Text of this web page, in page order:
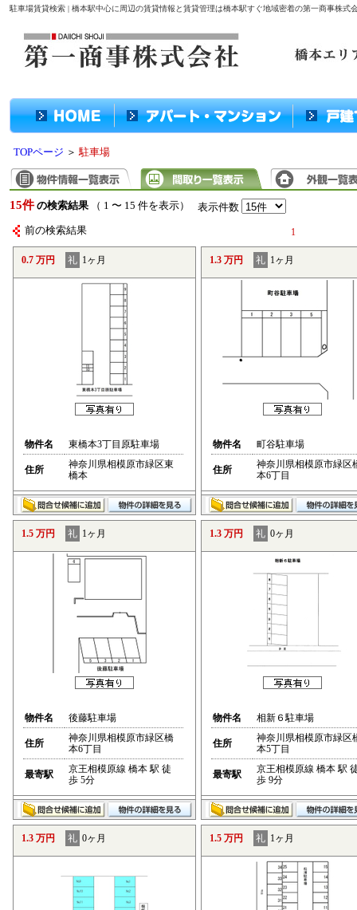
駐車場賃貸検索 | 橋本駅中心に周辺の賃貸情報と賃貸管理は橋本駅すぐ地域密着の第一商事株式
TOPページ ＞駐車場
15件 の検索結果 （ 1 〜 15 件を表示） 表示件数
前の検索結果 1
0.7 万円 礼 1ヶ月
物件名 東橋本3丁目原駐車場
住所
神奈川県相模原市緑区東
橋本
1.3 万円 礼 1ヶ月
物件名 町谷駐車場
住所
神奈川県相模原市緑区
本6丁目
1.5 万円 礼 1ヶ月
物件名 後藤駐車場
住所
神奈川県相模原市緑区橋
本6丁目
最寄駅
京王相模原線 橋本 駅 徒
歩 5分
1.3 万円 礼 0ヶ月
物件名 相新６駐車場
住所
神奈川県相模原市緑区
本5丁目
最寄駅
京王相模原線 橋本 駅
歩 9分
1.3 万円 礼 0ヶ月 1.5 万円 礼 1ヶ月